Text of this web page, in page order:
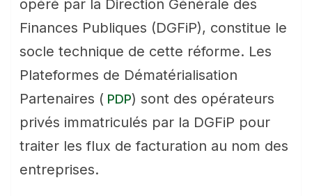
opéré par la Direction Générale des
Finances Publiques (DGFiP), constitue le
socle technique de cette réforme. Les
Plateformes de Dématérialisation
Partenaires ( PDP) sont des opérateurs
privés immatriculés par la DGFiP pour
traiter les flux de facturation au nom des
entreprises.